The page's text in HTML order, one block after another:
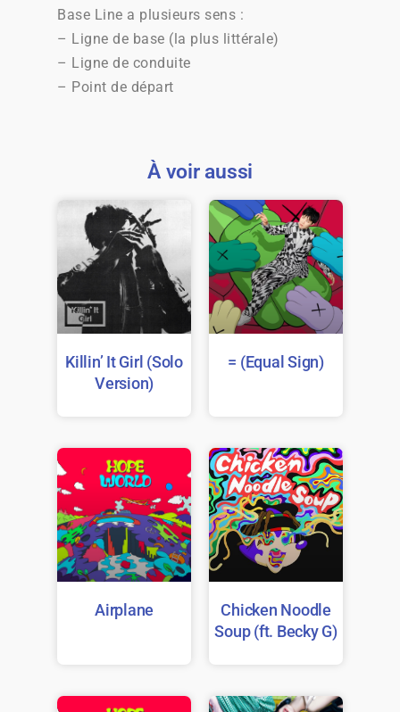
Base Line a plusieurs sens :
– Ligne de base (la plus littérale)
– Ligne de conduite
– Point de départ
À voir aussi
Killin’ It Girl (Solo
Version)
= (Equal Sign)
Airplane
Chicken Noodle
Soup (ft. Becky G)